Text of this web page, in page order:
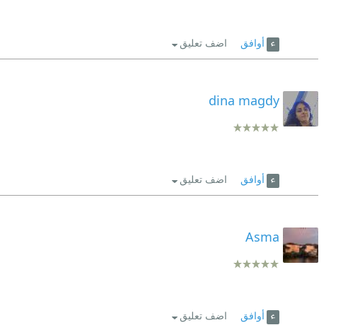
أوافق اضف تعليق
dina magdy
أوافق اضف تعليق
Asma
أوافق اضف تعليق